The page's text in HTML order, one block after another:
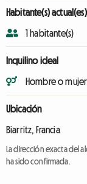
Habitante(s)
1 habitante(s)
Inquilino ideal
Hombre o mujer
Ubicación
Biarritz, Francia
La dirección exacta del
ha sido confirmada.